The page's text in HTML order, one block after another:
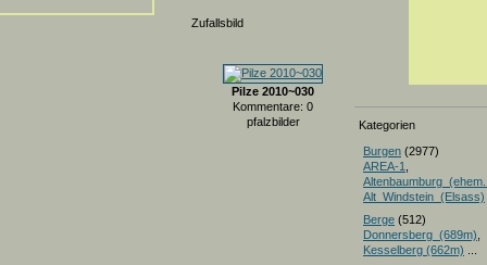
Zufallsbild
Pilze 2010~030
Kommentare: 0
pfalzbilder
Kategorien
Burgen (2977)
AREA-1
Alt_Windstein_(Elsass)
Berge (512)
Donnersberg_(689m)
Kesselberg (662m)